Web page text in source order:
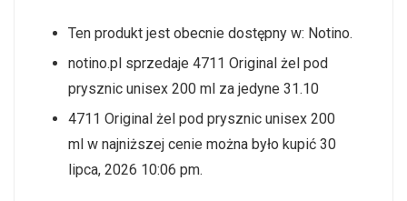
Ten produkt jest obecnie dostępny w: Notino.
notino.pl sprzedaje 4711 Original żel pod
prysznic unisex 200 ml za jedyne 31.10
4711 Original żel pod prysznic unisex 200
ml w najniższej cenie można było kupić 30
lipca, 2026 10:06 pm.